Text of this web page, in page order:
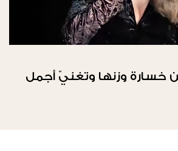
خسارة وزنها وتغنيّ أجمل